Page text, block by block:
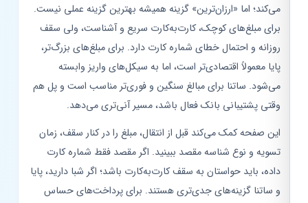
می‌کند؛ اما «ارزان‌ترین» گزینه همیشه بهترین گزینه عملی نیست.
برای مبلغ‌های کوچک، کارت‌به‌کارت سریع و آشناست، ولی سقف
روزانه و احتمال خطای شماره کارت دارد. برای مبلغ‌های بزرگ‌تر،
پایا معمولاً اقتصادی‌تر است، اما به سیکل‌های واریز وابسته
می‌شود. ساتنا برای مبالغ سنگین و فوری‌تر مناسب است و پل هم
وقتی پشتیبانی بانک فعال باشد، مسیر آنی‌تری می‌دهد.
این صفحه کمک می‌کند قبل از انتقال، مبلغ را در کنار سقف، زمان
تسویه و نوع شناسه مقصد ببینید. اگر مقصد فقط شماره کارت
داده، باید حواستان به سقف کارت‌به‌کارت باشد؛ اگر شبا دارید، پایا
و ساتنا گزینه‌های جدی‌تری هستند. برای پرداخت‌های حساس